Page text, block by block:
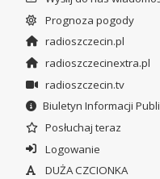
Prognoza pogody
radioszczecin.pl
radioszczecinextra.pl
radioszczecin.tv
Biuletyn Informacji
Posłuchaj teraz
Logowanie
DUŻA CZCIONKA